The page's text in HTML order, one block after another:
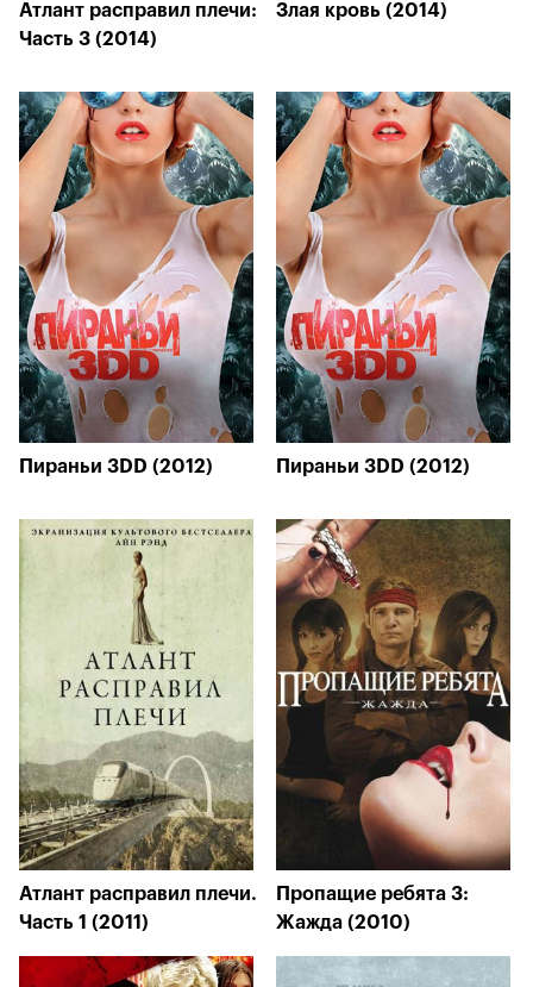
Атлант расправил плечи:
Часть 3 (2014)
Злая кровь (2014)
Пираньи 3DD (2012) Пираньи 3DD (2012)
Атлант расправил плечи.
Часть 1 (2011)
Пропащие ребята 3:
Жажда (2010)